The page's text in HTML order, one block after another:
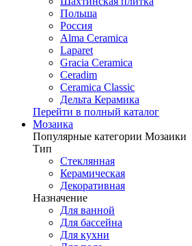
Польша
Россия
Alma Ceramica
Laparet
Gracia Ceramica
Ceradim
Ceramica Classic
Дельта Керамика
Перейти в полный каталог
Мозаика
Популярные категории Мозаики
Тип
Стеклянная
Керамическая
Декоративная
Назначение
Для ванной
Для бассейна
Для кухни